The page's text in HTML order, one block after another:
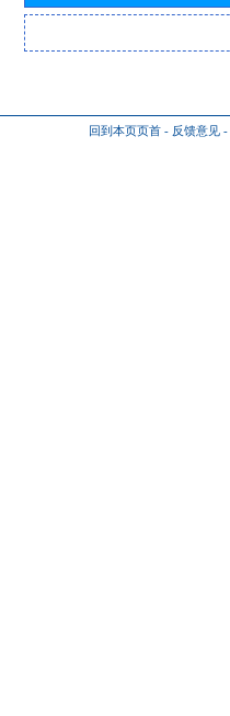
回到本页页首 - 反馈意见 -